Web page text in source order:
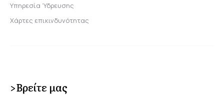
Υπηρεσία Ύδρευσης
Χάρτες επικινδυνότητας
>Βρείτε μας